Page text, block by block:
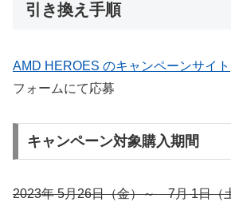
引き換え手順
AMD HEROES のキャンペーンサイト
フォームにて応募
キャンペーン対象購入期間
2023年 5月26日（金）～ 7月 1日（